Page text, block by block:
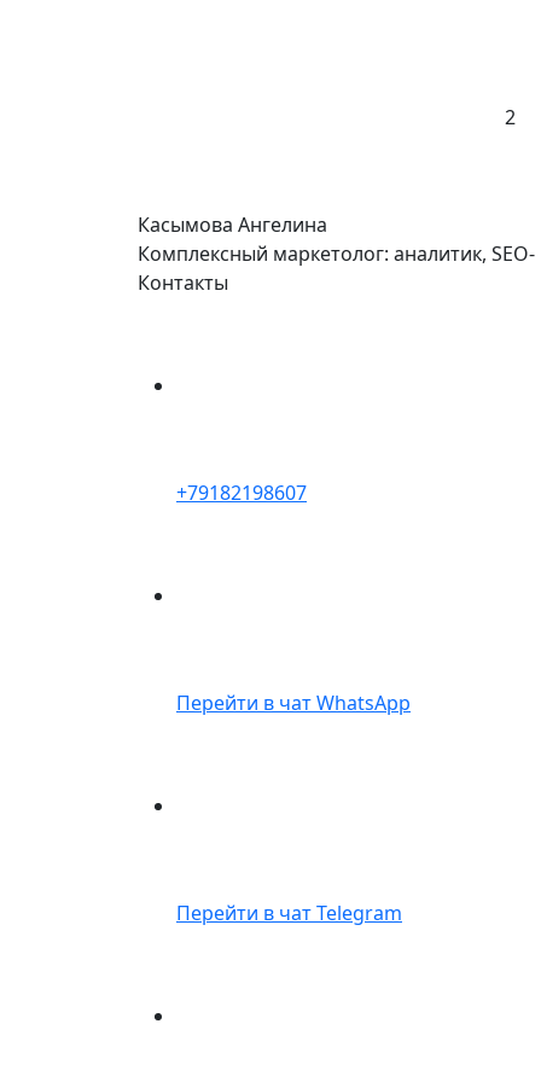
2
Касымова Ангелина
Комплексный маркетолог: аналитик,
Контакты
+79182198607
Перейти в чат WhatsApp
Перейти в чат Telegram